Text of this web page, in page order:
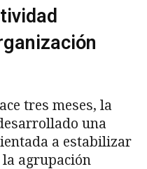
tres meses, la
una
a estabilizar
agrupación